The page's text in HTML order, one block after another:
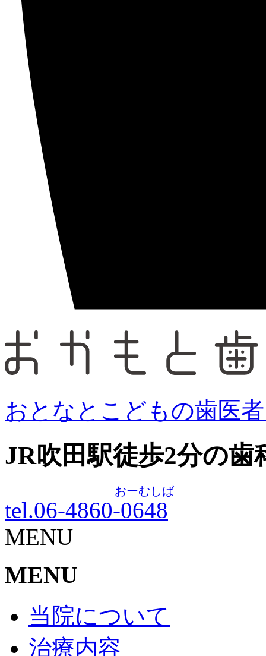
おとなとこどもの歯医
JR吹田駅徒歩2分の歯
tel.06-4860-0648
おーむしば
MENU
MENU
当院について
治療内容